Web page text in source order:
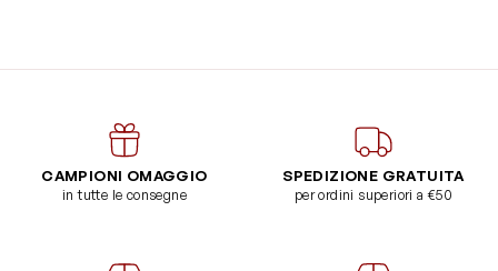
CAMPIONI OMAGGIO
in tutte le consegne
SPEDIZIONE GRATUITA
per ordini superiori a €50